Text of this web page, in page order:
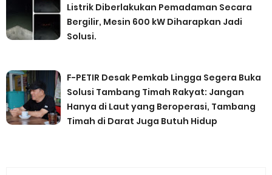
Listrik Diberlakukan Pemadaman Secara
Bergilir, Mesin 600 kW Diharapkan Jadi
Solusi.
F-PETIR Desak Pemkab Lingga Segera Buka
Solusi Tambang Timah Rakyat: Jangan
Hanya di Laut yang Beroperasi, Tambang
Timah di Darat Juga Butuh Hidup